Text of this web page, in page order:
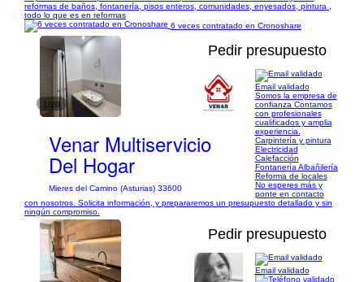
reformas de baños, fontanería, pisos enteros, comunidades, enyesados, pintura ,
todo lo que es en reformas
6 veces contratado en Cronoshare
1/20
Pedir presupuesto
Venar Multiservicio
Del Hogar
Mieres del Camino (Asturias) 33600
Email validado
Somos la empresa de
confianza Contamos
con profesionales
cualificados y amplia
experiencia.
Carpintería y pintura
Electricidad
Calefacción
Fontanería Albañilería
Reforma de locales
No esperes más y
ponte en contacto
con nosotros. Solicita información, y prepararemos un presupuesto detallado y sin
ningún compromiso.
Pedir presupuesto
Email validado